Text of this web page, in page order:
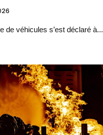
de véhicules s’est déclaré à...